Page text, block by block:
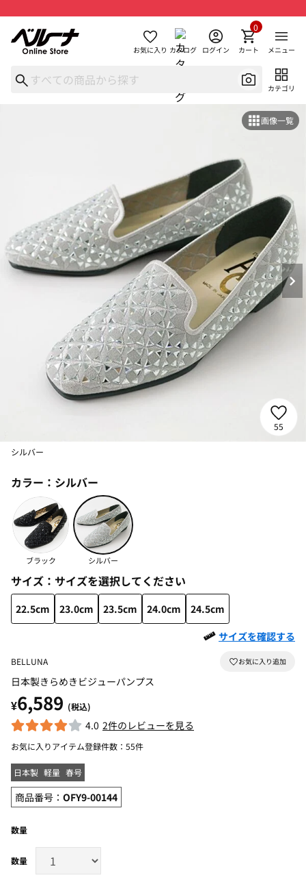
お気に入り カタログ ログイン カート
0
メニュー
カテゴリ
画像一覧
55
シルバー
カラー： シルバー
ブラック シルバー
サイズ： サイズを選択してください
22.5cm 23.0cm 23.5cm 24.0cm
24.5cm
サイズを確認する
BELLUNA
日本製きらめきビジューパンプス
¥6,589 (税込)
4.0 2件のレビューを見る
お気に入りアイテム登録件数： 55件
日本製 軽量 春号
商品番号： OFY9-00144
数量